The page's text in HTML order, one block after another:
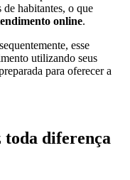
habitantes, o que
online.
esse
utilizando seus
para oferecer a
toda diferença